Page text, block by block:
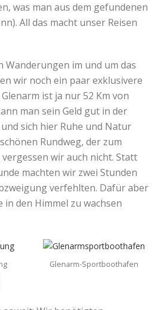
was man aus dem gefundenen
All das macht unser Reisen
Wanderungen im und um das
wir noch ein paar exklusivere
ist ja nur 52 Km von
man sein Geld gut in der
sich hier Ruhe und Natur
Rundweg, der zum
wir auch nicht. Statt
machten wir zwei Stunden
verfehlten. Dafür aber
in den Himmel zu wachsen
Glenarm-Sportboothafen